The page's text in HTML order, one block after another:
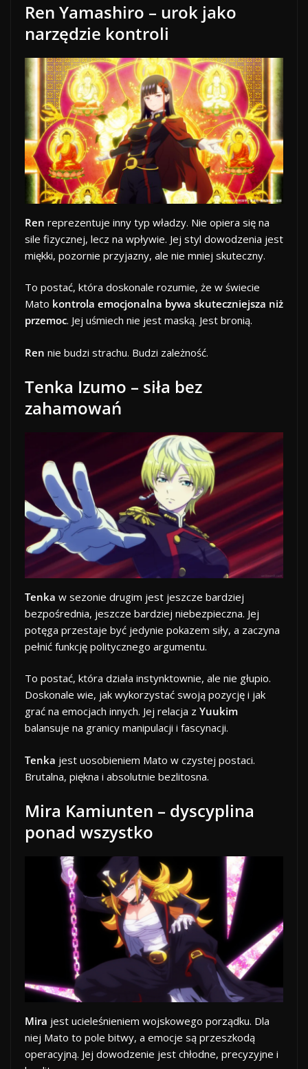
Ren Yamashiro – urok jako
narzędzie kontroli
Ren reprezentuje inny typ władzy. Nie opiera się na
sile fizycznej, lecz na wpływie. Jej styl dowodzenia jest
miękki, pozornie przyjazny, ale nie mniej skuteczny.
To postać, która doskonale rozumie, że w świecie
Mato kontrola emocjonalna bywa skuteczniejsza niż
przemoc. Jej uśmiech nie jest maską. Jest bronią.
Ren nie budzi strachu. Budzi zależność.
Tenka Izumo – siła bez
zahamowań
Tenka w sezonie drugim jest jeszcze bardziej
bezpośrednia, jeszcze bardziej niebezpieczna. Jej
potęga przestaje być jedynie pokazem siły, a zaczyna
pełnić funkcję politycznego argumentu.
To postać, która działa instynktownie, ale nie głupio.
Doskonale wie, jak wykorzystać swoją pozycję i jak
grać na emocjach innych. Jej relacja z Yuukim
balansuje na granicy manipulacji i fascynacji.
Tenka jest uosobieniem Mato w czystej postaci.
Brutalna, piękna i absolutnie bezlitosna.
Mira Kamiunten – dyscyplina
ponad wszystko
Mira jest ucieleśnieniem wojskowego porządku. Dla
niej Mato to pole bitwy, a emocje są przeszkodą
operacyjną. Jej dowodzenie jest chłodne, precyzyjne i